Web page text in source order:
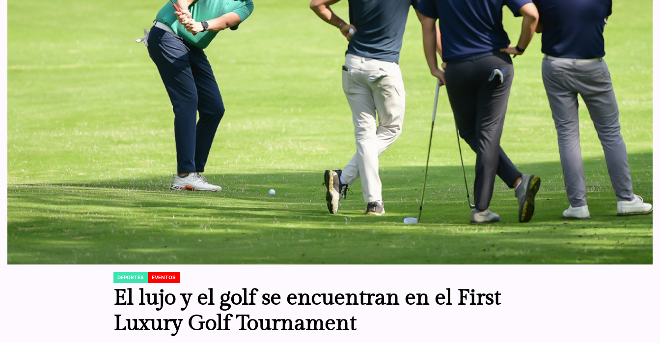
POSTED
DEPORTES EVENTOS
El lujo y el golf se encuentran en el First
Luxury Golf Tournament